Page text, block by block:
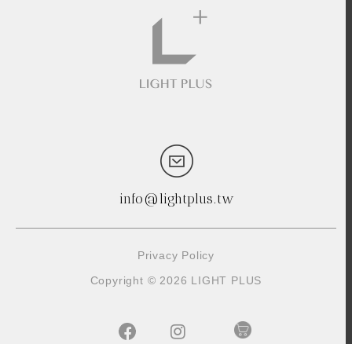
info@lightplus.tw
Privacy Policy
Copyright © 2026 LIGHT PLUS